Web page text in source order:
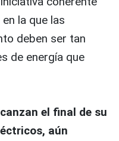
la que las
deben ser tan
de energía que
el final de su
aún